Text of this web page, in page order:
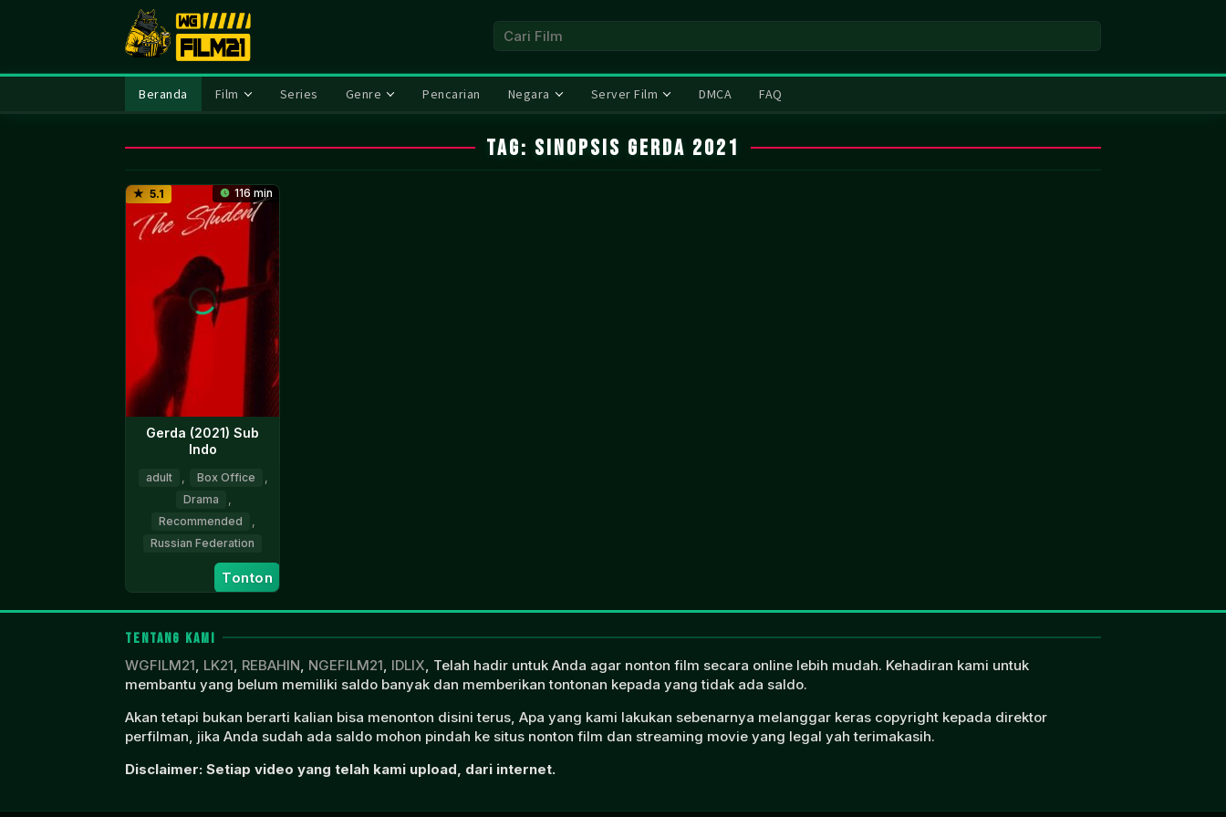
Beranda Film Series Genre Pencarian Negara Server Film DMCA FAQ
Tag: sinopsis Gerda 2021
5.1 116 min
Gerda (2021) Sub
Indo
adult , Box Office
,
Drama
,
Recommended
,
Russian Federation
Oct
2021
Natalya
Kudryashova
Tonton
TENTANG KAMI
WGFILM21, LK21, REBAHIN, NGEFILM21, IDLIX, Telah hadir untuk Anda agar nonton film secara online lebih mudah. Kehadiran kami untuk
membantu yang belum memiliki saldo banyak dan memberikan tontonan kepada yang tidak ada saldo.
Akan tetapi bukan berarti kalian bisa menonton disini terus, Apa yang kami lakukan sebenarnya melanggar keras copyright kepada direktor
perfilman, jika Anda sudah ada saldo mohon pindah ke situs nonton film dan streaming movie yang legal yah terimakasih.
Disclaimer: Setiap video yang telah kami upload, dari internet.